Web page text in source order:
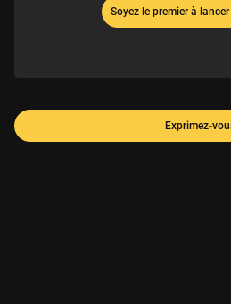
Soyez le premier à
Exprimez-